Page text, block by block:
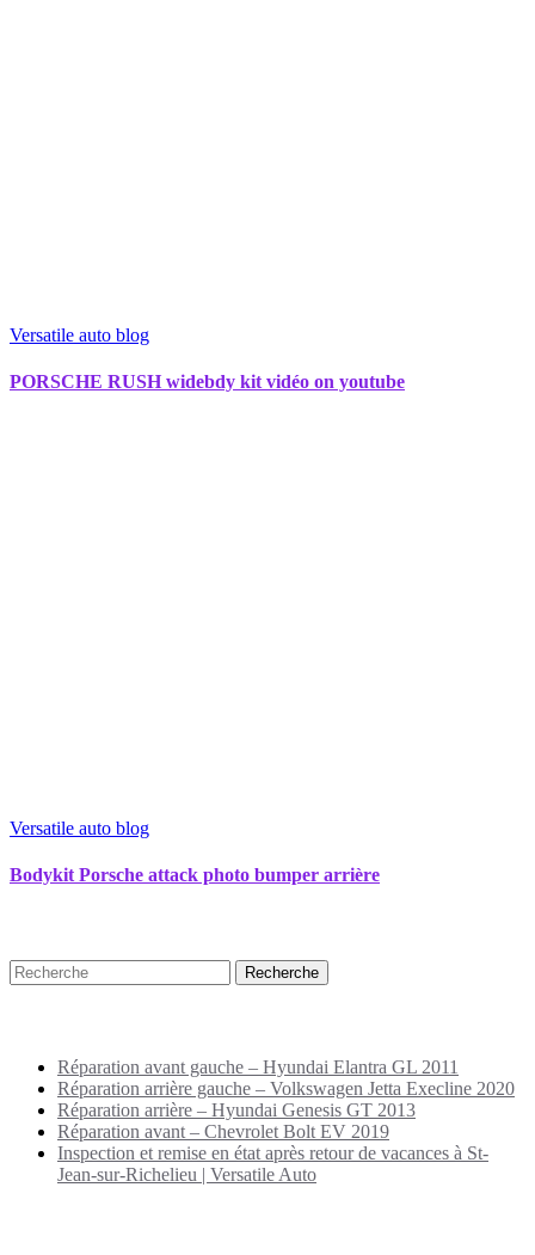
Versatile auto blog
PORSCHE RUSH widebdy kit vidéo on youtube
Versatile auto blog
Bodykit Porsche attack photo bumper arrière
Réparation avant gauche – Hyundai Elantra GL 2011
Réparation arrière gauche – Volkswagen Jetta Execline 2020
Réparation arrière – Hyundai Genesis GT 2013
Réparation avant – Chevrolet Bolt EV 2019
Inspection et remise en état après retour de vacances à St-
Jean-sur-Richelieu | Versatile Auto